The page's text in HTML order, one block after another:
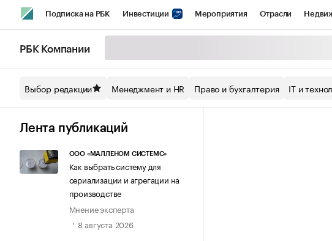
Подписка на РБК Инвестиции Мероприятия Отрасли
Спецпроекты СПб Конференции СПб Спецпроекты
Технологии и медиа
РБК Компании
Выбор редакции Менеджмент и HR Право и бухгалтерия IT и
Лента публикаций
ООО «МАЛЛЕНОМ СИСТЕМС»
Как выбрать систему для
сериализации и агрегации на
производстве
Мнение эксперта
8 августа 2026